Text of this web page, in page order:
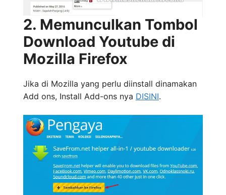
2. Memunculkan Tombol
Download Youtube di
Mozilla Firefox
Jika di Mozilla yang perlu diinstall dinamakan
Add ons, Install Add-ons nya DISINI.